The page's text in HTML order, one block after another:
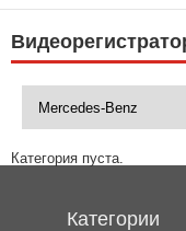
Категория пуста.
Категории